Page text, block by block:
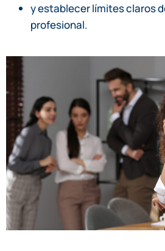
y establecer límites claros
profesional.